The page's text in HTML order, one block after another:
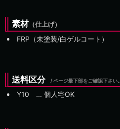
素材（仕上げ）
FRP（未塗装/白ゲルコート）
送料区分 / ページ最下部をご確認下さい。
Y10 ... 個人宅OK